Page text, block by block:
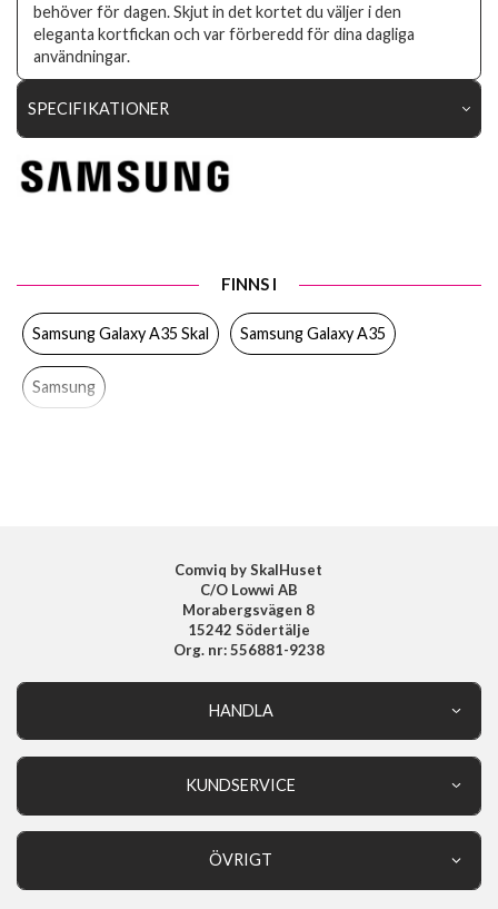
behöver för dagen. Skjut in det kortet du väljer i den
eleganta kortfickan och var förberedd för dina dagliga
användningar.
SPECIFIKATIONER
Artikelnummer
Passar till
Färg
Material Mjukplast (TPU)
Varumärke
FINNS I
Samsung Galaxy A35 Skal Samsung Galaxy A35
Samsung
Comviq by SkalHuset
C/O Lowwi AB
Morabergsvägen 8
15242 Södertälje
Org. nr: 556881-9238
HANDLA
KUNDSERVICE
ÖVRIGT